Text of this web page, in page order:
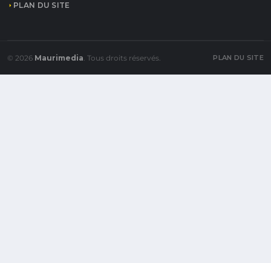
PLAN DU SITE
© 2026 Maurimedia. Tous droits réservés. PLAN DU SITE